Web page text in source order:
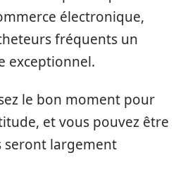
électronique,
fréquents un
exceptionnel.
le bon moment pour
et vous pouvez être
seront largement